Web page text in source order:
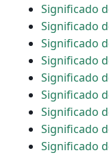
Significado
Significado
Significado
Significado
Significado
Significado
Significado
Significado
Significado